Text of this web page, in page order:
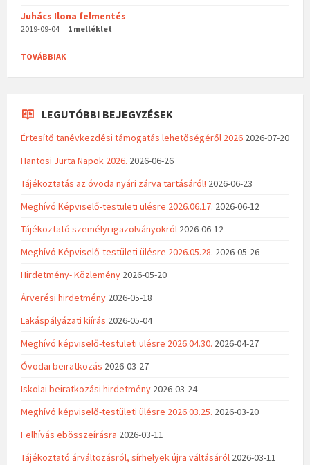
Juhács Ilona felmentés
2019-09-04 1 melléklet
TOVÁBBIAK
LEGUTÓBBI BEJEGYZÉSEK
Értesítő tanévkezdési támogatás lehetőségéről 2026 2026-07-20
Hantosi Jurta Napok 2026. 2026-06-26
Tájékoztatás az óvoda nyári zárva tartásáról! 2026-06-23
Meghívó Képviselő-testületi ülésre 2026.06.17. 2026-06-12
Tájékoztató személyi igazolványokról 2026-06-12
Meghívó Képviselő-testületi ülésre 2026.05.28. 2026-05-26
Hirdetmény- Közlemény 2026-05-20
Árverési hirdetmény 2026-05-18
Lakáspályázati kiírás 2026-05-04
Meghívó képviselő-testületi ülésre 2026.04.30. 2026-04-27
Óvodai beiratkozás 2026-03-27
Iskolai beiratkozási hirdetmény 2026-03-24
Meghívó képviselő-testületi ülésre 2026.03.25. 2026-03-20
Felhívás ebösszeírásra 2026-03-11
Tájékoztató árváltozásról, sírhelyek újra váltásáról 2026-03-11